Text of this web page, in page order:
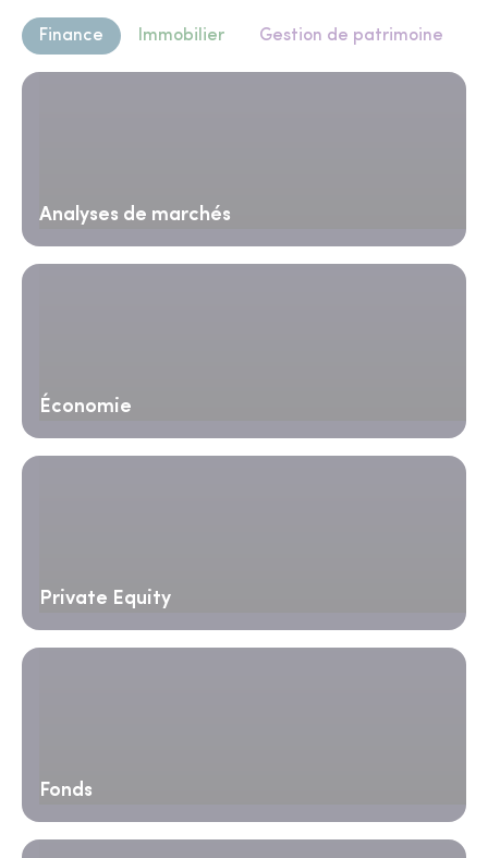
Finance Immobilier Gestion de patrimoine
Analyses de marchés
Économie
Private Equity
Fonds